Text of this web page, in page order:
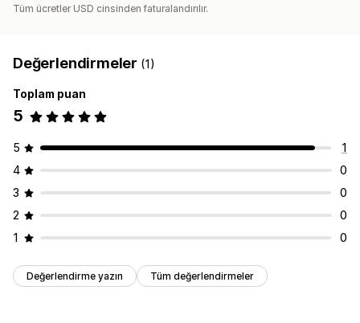
Tüm ücretler USD cinsinden faturalandırılır.
Değerlendirmeler (1)
Toplam puan
5
5
1
4
0
3
0
2
0
1
0
Değerlendirme yazın Tüm değerlendirmeler